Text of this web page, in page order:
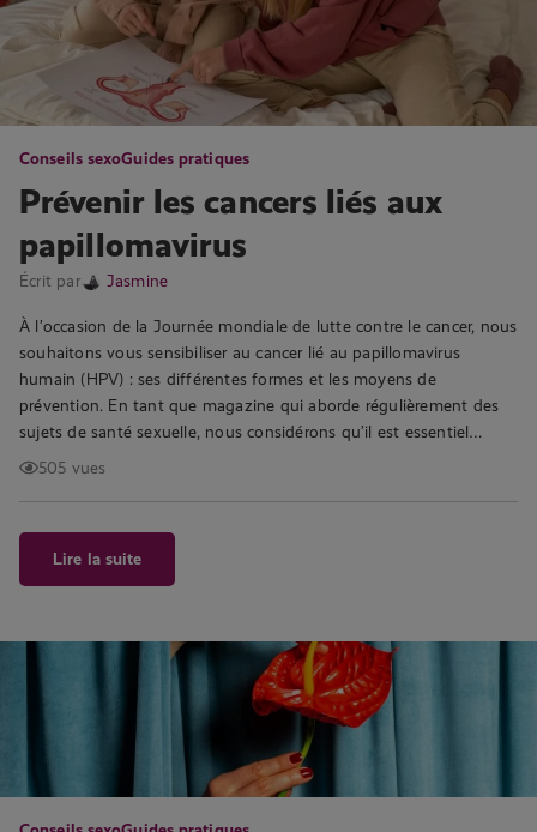
Conseils sexoGuides pratiques
Prévenir les cancers liés aux
papillomavirus
Écrit par Jasmine
À l’occasion de la Journée mondiale de lutte contre le cancer, nous
souhaitons vous sensibiliser au cancer lié au papillomavirus
humain (HPV) : ses différentes formes et les moyens de
prévention. En tant que magazine qui aborde régulièrement des
sujets de santé sexuelle, nous considérons qu’il est essentiel…
505 vues
Lire la suite